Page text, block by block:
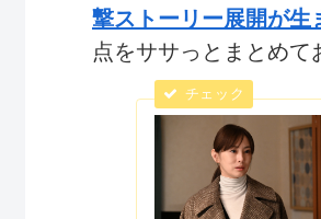
撃ストーリー展開が生
点をササっとまとめ